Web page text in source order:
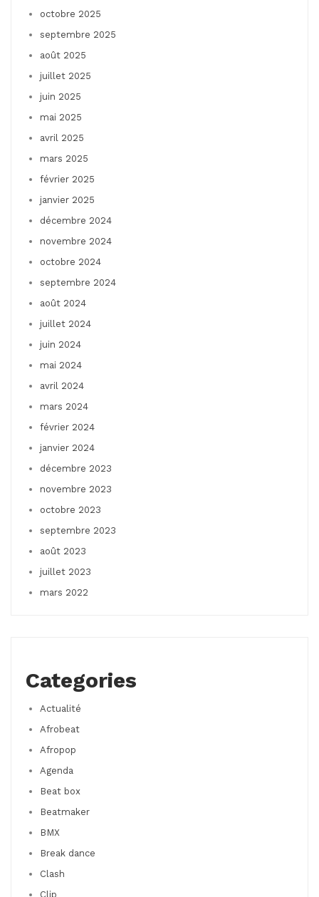
octobre 2025
septembre 2025
août 2025
juillet 2025
juin 2025
mai 2025
avril 2025
mars 2025
février 2025
janvier 2025
décembre 2024
novembre 2024
octobre 2024
septembre 2024
août 2024
juillet 2024
juin 2024
mai 2024
avril 2024
mars 2024
février 2024
janvier 2024
décembre 2023
novembre 2023
octobre 2023
septembre 2023
août 2023
juillet 2023
mars 2022
Categories
Actualité
Afrobeat
Afropop
Agenda
Beat box
Beatmaker
BMX
Break dance
Clash
Clip